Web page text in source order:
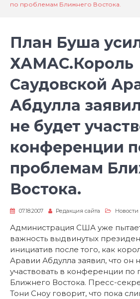
по проблемам Ближнего Востока.
План Буша
ХАМАС.Король
Саудовской
Абдулла
не будет
конференции
проблемам
Востока.
07.18.2007 Редакция сайта Новости
Администрация США уже
важность выдвинутых
инициатив после того, как
Аравии Абдулла заявил, что он
участвовать в конференции по
Ближнего Востока. Пресс-
Тони Сноу говорит, что пока